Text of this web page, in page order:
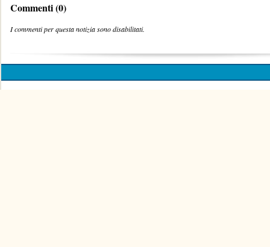
Commenti (0)
I commenti per questa notizia sono disabilitati.